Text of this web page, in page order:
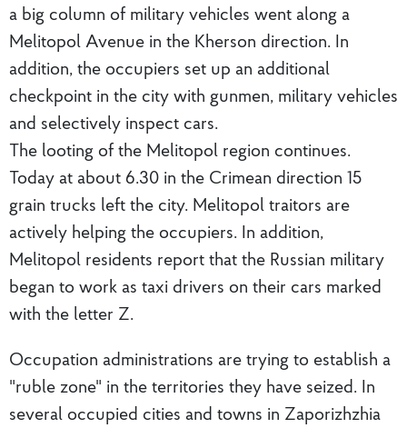
a big column of military vehicles went along a
Melitopol Avenue in the Kherson direction. In
addition, the occupiers set up an additional
checkpoint in the city with gunmen, military vehicles
and selectively inspect cars.
The looting of the Melitopol region continues.
Today at about 6.30 in the Crimean direction 15
grain trucks left the city. Melitopol traitors are
actively helping the occupiers. In addition,
Melitopol residents report that the Russian military
began to work as taxi drivers on their cars marked
with the letter Z.
Occupation administrations are trying to establish a
"ruble zone" in the territories they have seized. In
several occupied cities and towns in Zaporizhzhia